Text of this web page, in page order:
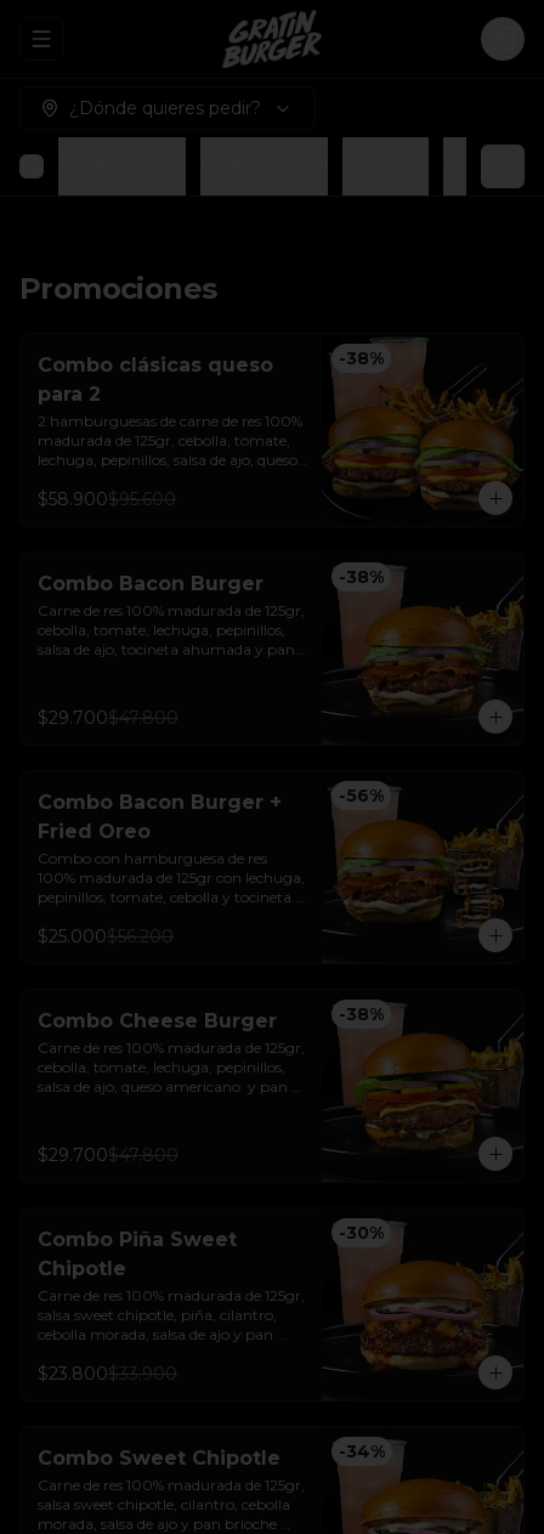
Abrir menu de navegación
¿Dónde quieres pedir?
Promociones
-38%
Combo clásicas queso
para 2
2 hamburguesas de carne de res 100%
madurada de 125gr, cebolla, tomate,
lechuga, pepinillos, salsa de ajo, queso
papas a la francesa + dos bebida de la
$58.900$95.600
-38%
Combo Bacon Burger
Carne de res 100% madurada de 125gr,
cebolla, tomate, lechuga, pepinillos,
salsa de ajo, tocineta ahumada y pan
$29.700$47.800
-56%
Combo Bacon Burger +
Fried Oreo
Combo con hamburguesa de res
100% madurada de 125gr con lechuga,
pepinillos, tomate, cebolla y tocineta +
$25.000$56.200
-38%
Combo Cheese Burger
Carne de res 100% madurada de 125gr,
cebolla, tomate, lechuga, pepinillos,
salsa de ajo, queso americano  y pan
$29.700$47.800
-30%
Combo Piña Sweet
Chipotle
Carne de res 100% madurada de 125gr,
salsa sweet chipotle, piña, cilantro,
cebolla morada, salsa de ajo y pan
casa.
$23.800$33.900
-34%
Combo Sweet Chipotle
Carne de res 100% madurada de 125gr,
salsa sweet chipotle, cilantro, cebolla
morada, salsa de ajo y pan brioche